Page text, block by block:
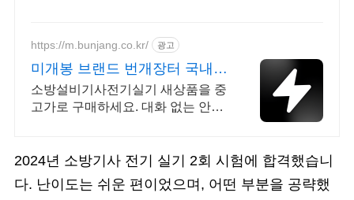
https://m.bunjang.co.kr/ 광고
미개봉 브랜드 번개장터 국내
최대 브랜드 중고거래
소방설비기사전기실기 새상품을 중
고가로 구매하세요. 대화 없는 안전
개 이상의 신규 상품 업로드
2024년 소방기사 전기 실기 2회 시험에 합격했습니
다. 난이도는 쉬운 편이었으며, 어떤 부분을 공략했